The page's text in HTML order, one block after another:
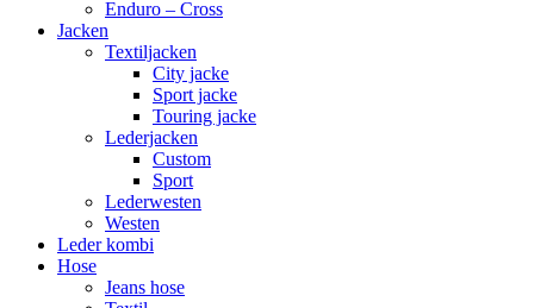
Enduro – Cross
Jacken
Textiljacken
City jacke
Sport jacke
Touring jacke
Lederjacken
Custom
Sport
Lederwesten
Westen
Leder kombi
Hose
Jeans hose